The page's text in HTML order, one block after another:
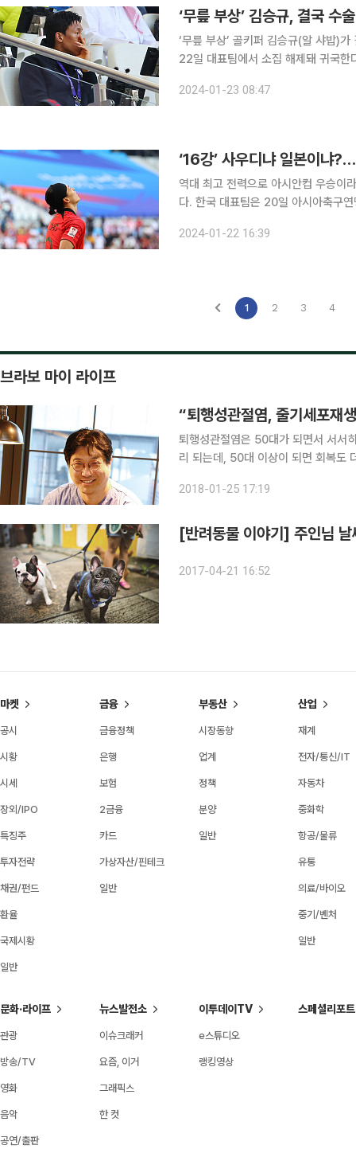
‘무릎 부상’ 골키퍼 김승규(알 샤밥)가 결국 클린스만호
22일 대표팀에서 소집 해제돼 귀국한
아시안컵 클린스만호에 합류했다. 김
2024-01-23 08:47
‘16강’ 사우디냐 일본이냐
역대 최고 전력으로 아시안컵 우승이
다. 한국 대표팀은 20일 아시아축구
린스만 감독과 조규성(미트윌란)등
2024-01-22 16:39
1 2 3 4
브라보 마이 라이프
“퇴행성관절염, 줄기세포재
퇴행성관절염은 50대가 되면서 서서히
리 되는데, 50대 이상이 되면 회복도
절개재생술도 국내에서 자리를 잡아
2018-01-25 17:19
[반려동물 이야기] 주인님
2017-04-21 16:52
마켓
공시
시황
시세
장외/IPO
특징주
투자전략
채권/펀드
환율
국제시황
일반
금융
금융정책
은행
보험
2금융
카드
가상자산/핀테크
일반
부동산
시장동향
업계
정책
분양
일반
산업
재계
전자/통신/IT
자동차
중화학
항공/물류
유통
의료/바이오
중기/벤처
일반
문화·라이프
관광
방송/TV
영화
음악
공연/출판
뉴스발전소
이슈크래커
요즘, 이거
그래픽스
한 컷
이투데이TV
e스튜디오
랭킹영상
스페셜리포트